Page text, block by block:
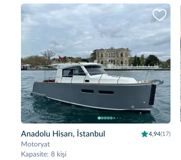
Anadolu Hisarı, İstanbul 4,94(17)
Motoryat
Kapasite: 8 kişi